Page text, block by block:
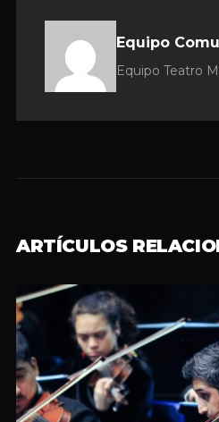
Equipo
Equipo Teatro
ARTÍCULOS